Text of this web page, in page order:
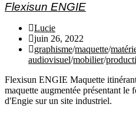
Flexisun ENGIE
Lucie
juin 26, 2022
graphisme/maquette/
audiovisuel/mobilier/
Flexisun ENGIE Maquette
maquette augmentée présentant le
d'Engie sur un site industriel.